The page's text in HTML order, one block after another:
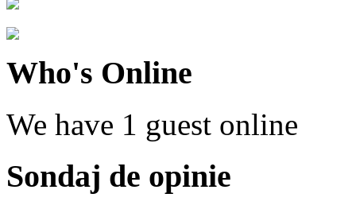
Who's Online
We have 1 guest online
Sondaj de opinie